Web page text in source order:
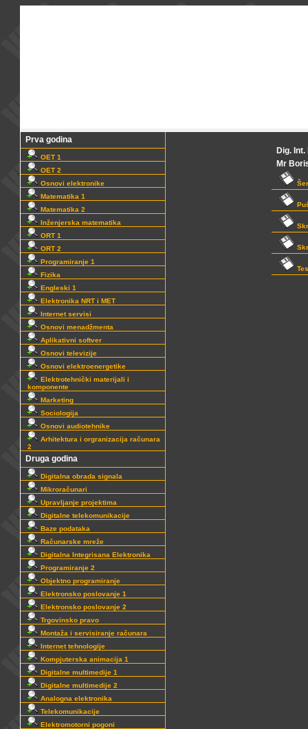
Prva godina
OET 1
OET 2
Osnovi elektronike
Matematika 1
Matematika 2
Inženjerska matematika
ORT 1
ORT 2
Programiranje 1
Fizika
Engleski 1
Elektronika NRT i MET
Internet servisi
Osnovi menadžmenta
Aplikativni softver
Osnovi televizije
Osnovi elektroenergetike
Elektrotehnički materijali i
komponente
Marketing
Sociologija
Osnovi audiotehnike
Arhitektura i orgranizacija računara
2
Druga godina
Digitalna obrada signala
Mikroračunari
Upravljanje projektima
Digitalne telekomunikacije
Baze podataka
Računarske mreže
Digitalna Integrisana Elektronika
Programiranje 2
Objektno programiranje
Elektronsko poslovanje 1
Elektronsko poslovanje 2
Trgovinsko pravo
Montaža i servisiranje računara
Internet tehnologije
Kompjuterska animacija 1
Digitalne multimedije 1
Digitalne multimedije 2
Analogna elektronika
Telekomunikacije
Elektromotorni pogoni
Dig.
Mr